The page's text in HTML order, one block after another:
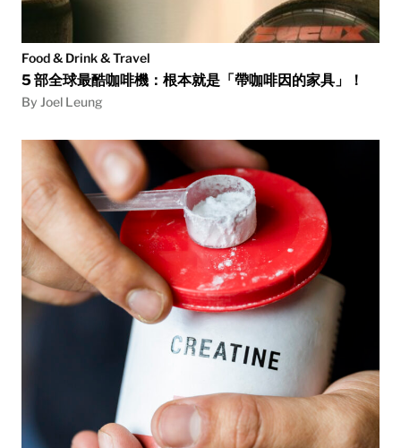
Food & Drink & Travel
5 部全球最酷咖啡機：根本就是「帶咖啡因的家具」！
By Joel Leung